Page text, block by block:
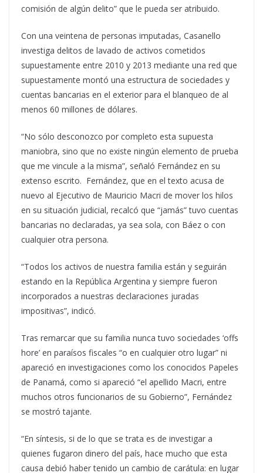
comisión de algún delito” que le pueda ser atribuido.
Con una veintena de personas imputadas, Casanello
investiga delitos de lavado de activos cometidos
supuestamente entre 2010 y 2013 mediante una red que
supuestamente montó una estructura de sociedades y
cuentas bancarias en el exterior para el blanqueo de al
menos 60 millones de dólares.
“No sólo desconozco por completo esta supuesta
maniobra, sino que no existe ningún elemento de prueba
que me vincule a la misma”, señaló Fernández en su
extenso escrito. Fernández, que en el texto acusa de
nuevo al Ejecutivo de Mauricio Macri de mover los hilos
en su situación judicial, recalcó que “jamás” tuvo cuentas
bancarias no declaradas, ya sea sola, con Báez o con
cualquier otra persona.
“Todos los activos de nuestra familia están y seguirán
estando en la República Argentina y siempre fueron
incorporados a nuestras declaraciones juradas
impositivas”, indicó.
Tras remarcar que su familia nunca tuvo sociedades ‘offs
hore’ en paraísos fiscales “o en cualquier otro lugar” ni
apareció en investigaciones como los conocidos Papeles
de Panamá, como si apareció “el apellido Macri, entre
muchos otros funcionarios de su Gobierno”, Fernández
se mostró tajante.
“En síntesis, si de lo que se trata es de investigar a
quienes fugaron dinero del país, hace mucho que esta
causa debió haber tenido un cambio de carátula: en lugar